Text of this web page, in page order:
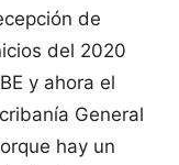
de
del 2020
y ahora el
General
hay un